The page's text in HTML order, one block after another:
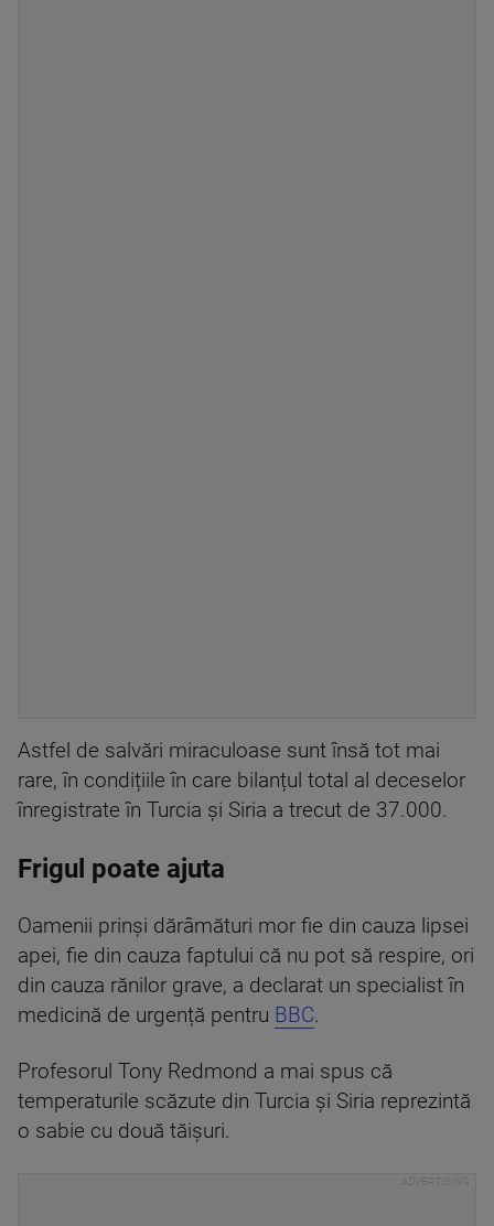
Astfel de salvări miraculoase sunt însă tot mai
rare, în condițiile în care bilanțul total al deceselor
înregistrate în Turcia și Siria a trecut de 37.000.
Frigul poate ajuta
Oamenii prinși dărâmături mor fie din cauza lipsei
apei, fie din cauza faptului că nu pot să respire, ori
din cauza rănilor grave, a declarat un specialist în
medicină de urgență pentru BBC.
Profesorul Tony Redmond a mai spus că
temperaturile scăzute din Turcia și Siria reprezintă
o sabie cu două tăișuri.